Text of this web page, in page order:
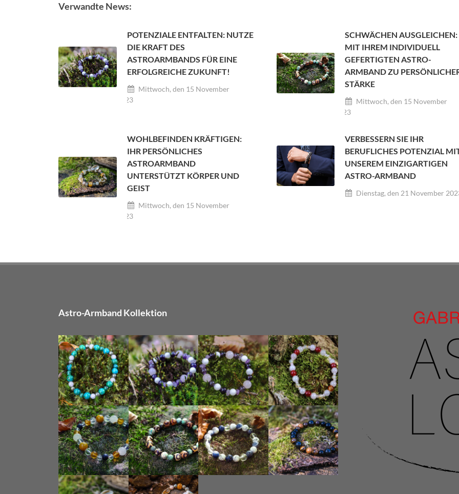
Verwandte News:
POTENZIALE ENTFALTEN: NUTZE
DIE KRAFT DES
ASTROARMBANDS FÜR EINE
ERFOLGREICHE ZUKUNFT!
Mittwoch, den 15 November
2023
SCHWÄCHEN AUSGLEICHEN:
MIT IHREM INDIVIDUELL
GEFERTIGTEN ASTRO-
ARMBAND ZU
STÄRKE
Mittwoch, den 15 November
2023
WOHLBEFINDEN KRÄFTIGEN:
IHR PERSÖNLICHES
ASTROARMBAND
UNTERSTÜTZT KÖRPER UND
GEIST
Mittwoch, den 15 November
2023
VERBESSERN SIE IHR
BERUFLICHES POTENZIAL
UNSEREM EINZIGARTIGEN
ASTRO-ARMBAND
Dienstag, den 21 November
Astro-Armband Kollektion